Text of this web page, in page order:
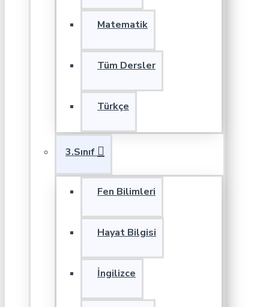
Matematik
Tüm Dersler
Türkçe
3.Sınıf
Fen Bilimleri
Hayat Bilgisi
İngilizce